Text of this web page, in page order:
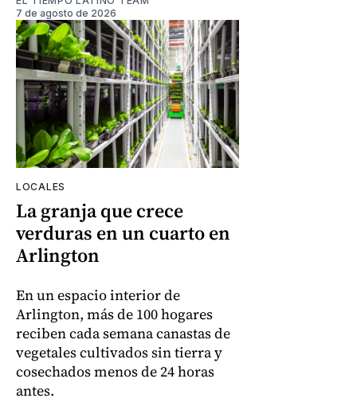
7 de agosto de 2026
LOCALES
La granja que crece
verduras en un cuarto en
Arlington
En un espacio interior de
Arlington, más de 100 hogares
reciben cada semana canastas de
vegetales cultivados sin tierra y
cosechados menos de 24 horas
antes.